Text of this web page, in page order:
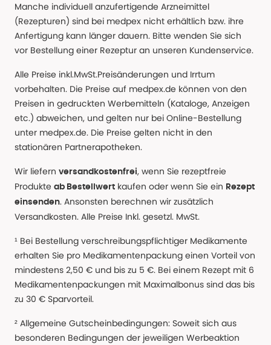
Manche individuell anzufertigende Arzneimittel
(Rezepturen) sind bei medpex nicht erhältlich bzw. ihre
Anfertigung kann länger dauern. Bitte wenden Sie sich
vor Bestellung einer Rezeptur an unseren Kundenservice.
Alle Preise inkl.MwSt.Preisänderungen und Irrtum
vorbehalten. Die Preise auf medpex.de können von den
Preisen in gedruckten Werbemitteln (Kataloge, Anzeigen
etc.) abweichen, und gelten nur bei Online-Bestellung
unter medpex.de. Die Preise gelten nicht in den
stationären Partnerapotheken.
Wir liefern versandkostenfrei, wenn Sie rezeptfreie
Produkte ab Bestellwert kaufen oder wenn Sie ein Rezept
einsenden. Ansonsten berechnen wir zusätzlich
Versandkosten. Alle Preise Inkl. gesetzl. MwSt.
¹ Bei Bestellung verschreibungspflichtiger Medikamente
erhalten Sie pro Medikamentenpackung einen Vorteil von
mindestens 2,50 € und bis zu 5 €. Bei einem Rezept mit 6
Medikamentenpackungen mit Maximalbonus sind das bis
zu 30 € Sparvorteil.
² Allgemeine Gutscheinbedingungen: Soweit sich aus
besonderen Bedingungen der jeweiligen Werbeaktion